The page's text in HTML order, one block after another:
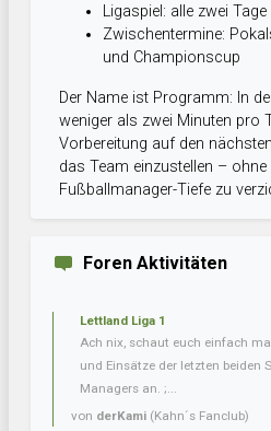
Ligaspiel: alle zwei Tage
Zwischentermine:
und Championscup
Der Name ist Programm: In
weniger als zwei Minuten pro
Vorbereitung auf den
das Team einzustellen –
Fußballmanager-Tiefe zu
Foren Aktivitäten
Lettland Liga 1
Ach nix, schaut euch einfach
und Einsätze der letzten beiden
Managers an. ;...
von derKami (Kahn´s Fanclub)